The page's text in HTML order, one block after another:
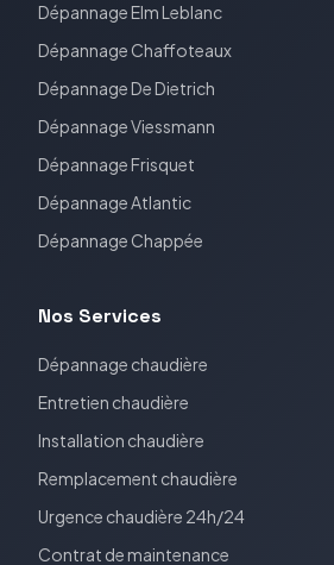
DépannageElm Leblanc
Dépannage Chaffoteaux
DépannageDe Dietrich
DépannageViessmann
DépannageFrisquet
DépannageAtlantic
Dépannage Chappée
Nos Services
Dépannage chaudière
Entretien chaudière
Installation chaudière
Remplacement chaudière
Urgence chaudière 24h/24
Contrat de maintenance